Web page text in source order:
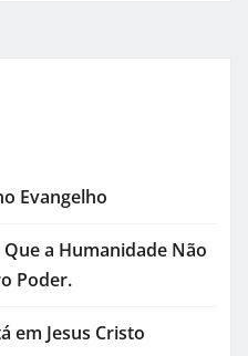
Evangelho
a Humanidade Não
Poder.
em Jesus Cristo